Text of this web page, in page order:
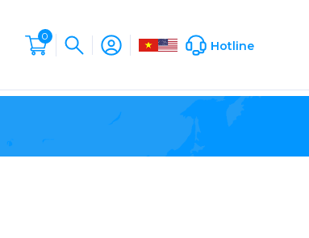
Liên hệ Hộp Sản Phẩm Company Profile
0
Hotline